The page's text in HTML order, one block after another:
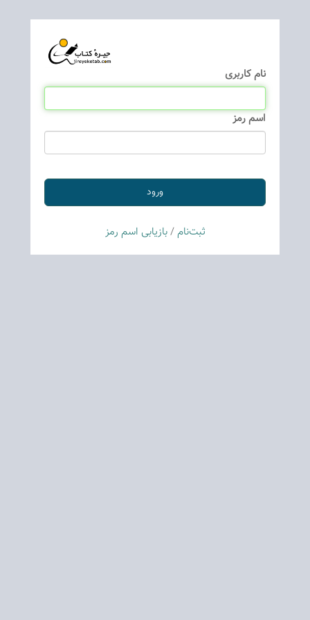
نام كاربری
اسم رمز
ثبت‌نام/بازیابی اسم رمز